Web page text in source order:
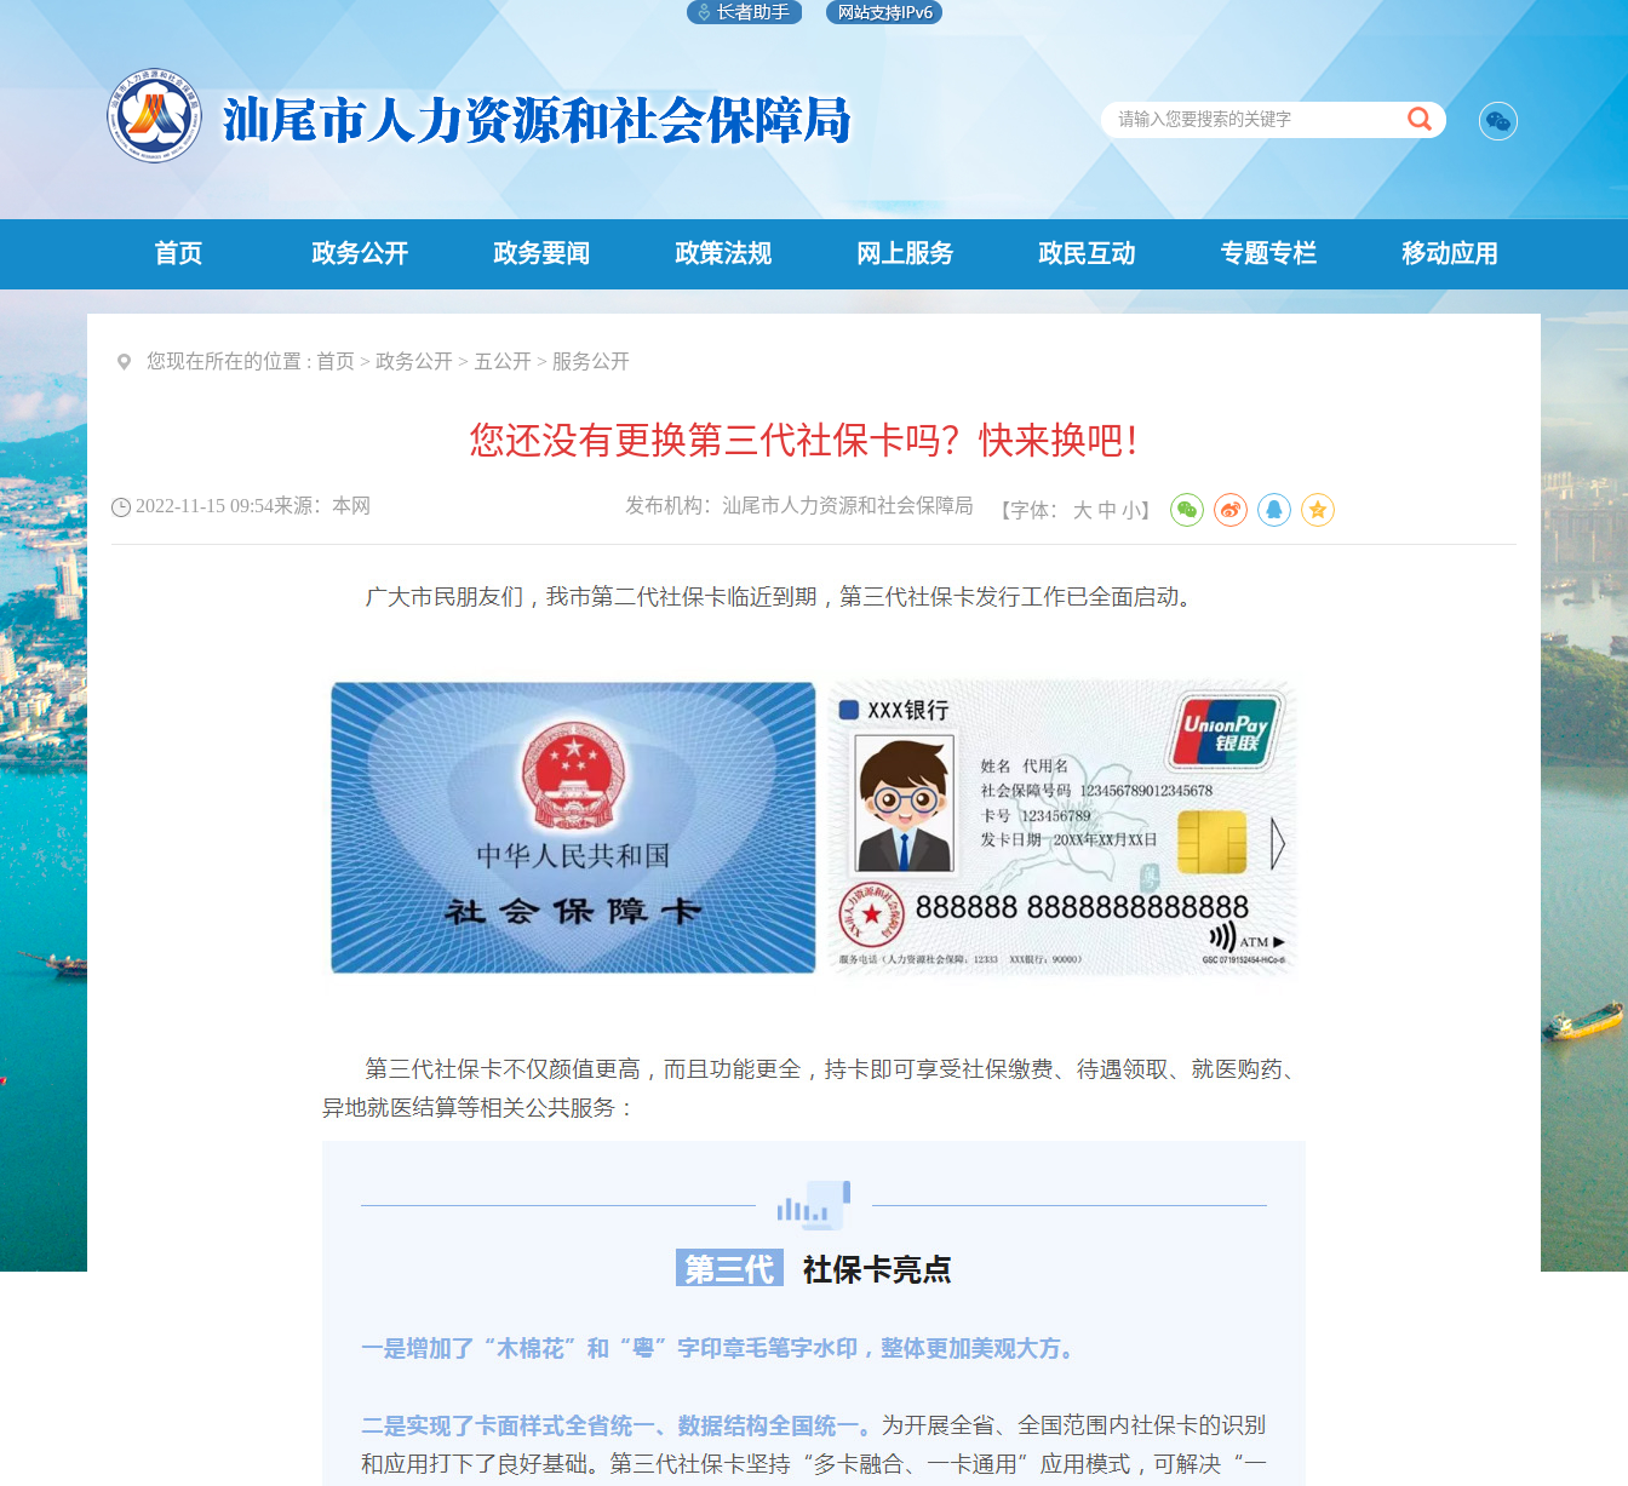
首页 政务公开 政务要闻 政策法规 网上服务 政民互动 专题专栏 移动应用
您现在所在的位置 : 首页 > 政务公开 > 五公开 > 服务公开
您还没有更换第三代社保卡吗？快来换吧！
2022-11-15 09:54来源： 本网 发布机构： 汕尾市人力资源和社会保障局 【字体： 大 中 小】